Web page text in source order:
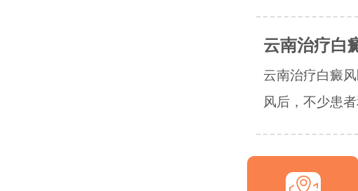
云南治疗白
云南治疗白癜
风后，不少患